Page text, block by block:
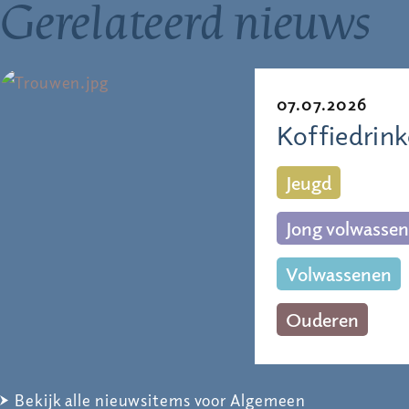
Gerelateerd nieuws
07.07.2026
Jeugd
Jong volwassen
Volwassenen
Ouderen
Bekijk alle nieuwsitems voor Algemeen